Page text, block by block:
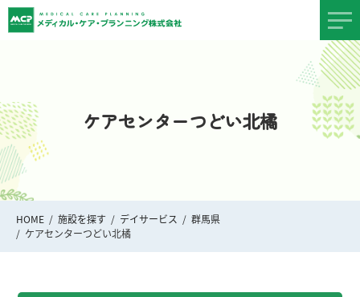
ケアセンターつどい北橘
HOME 施設を探す デイサービス
群馬県
ケアセンターつどい北橘